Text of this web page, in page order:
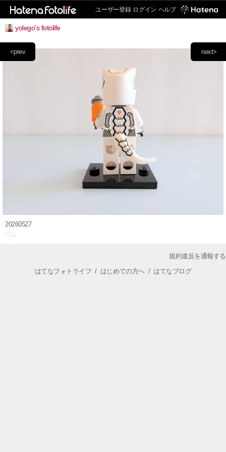
ユーザー登録 ログイン ヘルプ
yolego's fotolife
next>
<prev
20260527
規約違反を通報する
はてなフォトライフ / はじめての方へ/ はてなブログ